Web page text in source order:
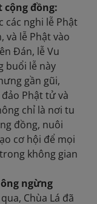
đồng:
các nghi lễ Phật
và lễ Phật vào
Đán, lễ Vu
buổi lễ này
gần gũi,
Phật tử và
chỉ là nơi tu
đồng, nuôi
cơ hội để mọi
không gian
ngừng
Chùa Lá đã